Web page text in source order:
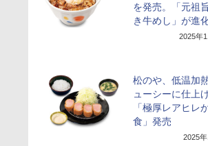
を発売。「元祖
き牛めし」が進
2025年
松のや、低温加
ューシーに仕上
「極厚レアヒレ
食」発売
2025